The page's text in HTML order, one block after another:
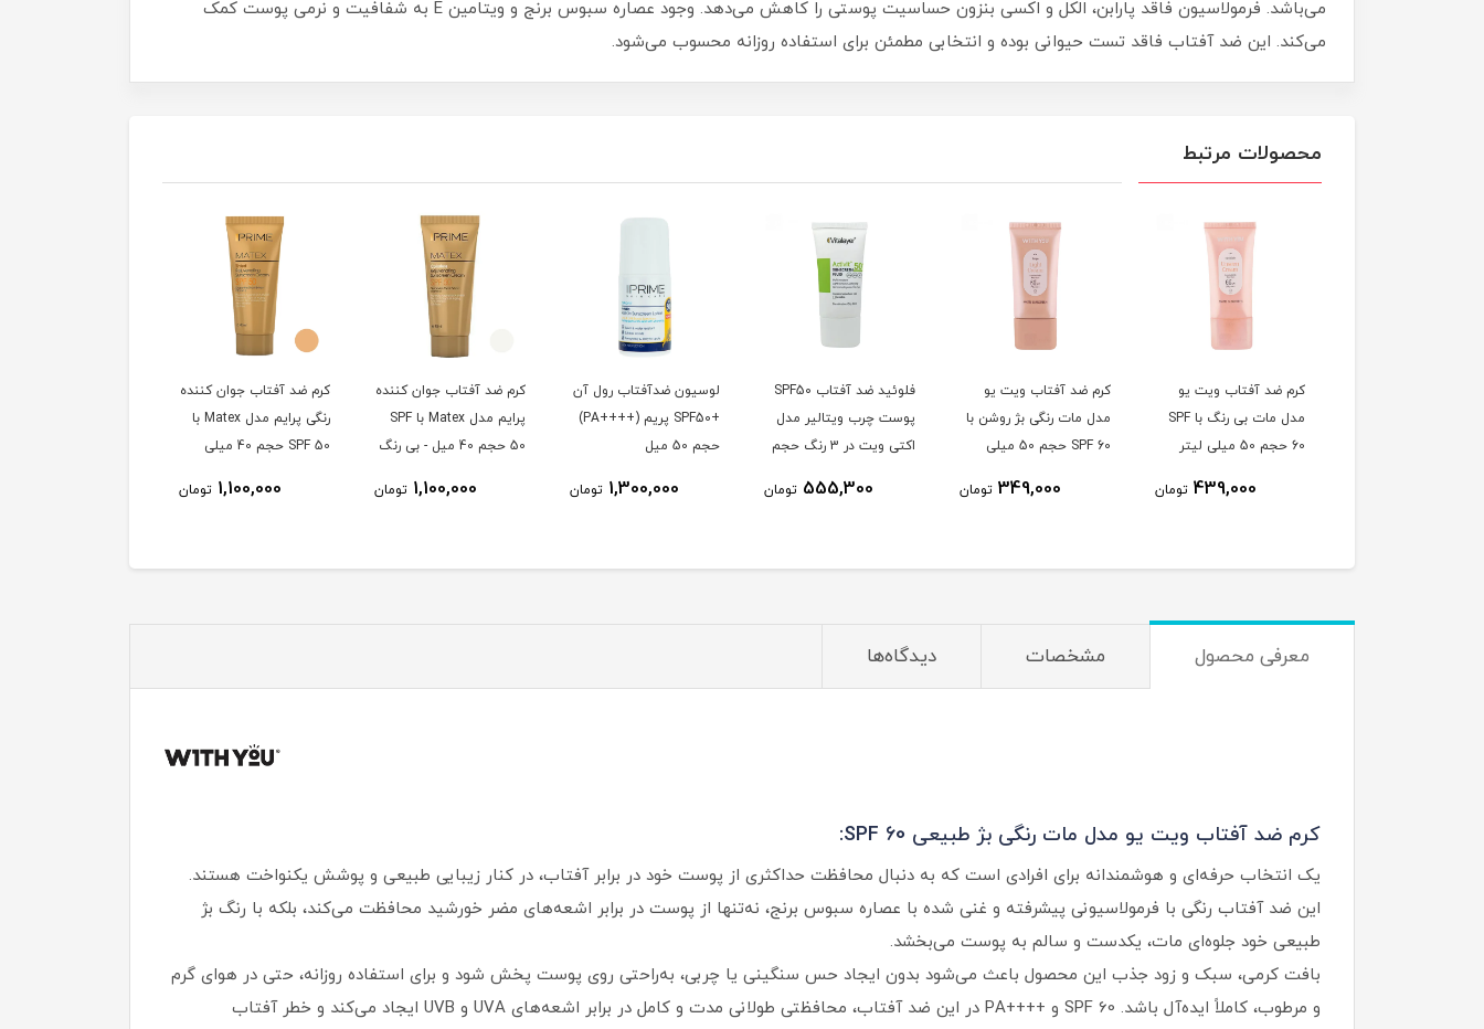
می‌باشد. فرمولاسیون فاقد پارابن، الکل و اکسی‌ بنزون حساسیت پوستی را کاهش می‌دهد. وجود عصاره سبوس برنج و ویتامین E به شفافیت و نرمی پوست کمک
می‌کند. این ضد آفتاب فاقد تست حیوانی بوده و انتخابی مطمئن برای استفاده روزانه محسوب می‌شود.
محصولات مرتبط
کرم ضد آفتاب ویت یو
مدل مات بی رنگ با SPF
60 حجم 50 میلی لیتر
439,000 تومان
کرم ضد آفتاب ویت یو
مدل مات رنگی بژ روشن با
SPF 60 حجم 50 میلی
349,000 تومان
فلوئید ضد آفتاب SPF50
پوست چرب ویتالیر مدل
اکتی ویت در 3 رنگ حجم
555,300 تومان
لوسیون ضدآفتاب رول آن
+SPF50 پریم (++++PA)
حجم 50 میل
1,300,000 تومان
کرم ضد آفتاب جوان کننده
پرایم مدل Matex با SPF
50 حجم 40 میل - بی رنگ
1,100,000 تومان
کرم ضد آفتاب جوان کننده
رنگی پرایم مدل Matex با
SPF 50 حجم 40 میلی
1,100,000 تومان
معرفی محصول مشخصات دیدگاه‌ها
کرم ضد آفتاب ویت یو مدل مات رنگی بژ طبیعی SPF 60:
یک انتخاب حرفه‌ای و هوشمندانه برای افرادی است که به‌ دنبال محافظت حداکثری از پوست خود در برابر آفتاب، در کنار زیبایی طبیعی و پوشش یکنواخت هستند.
این ضد آفتاب رنگی با فرمولاسیونی پیشرفته و غنی‌ شده با عصاره سبوس برنج، نه‌تنها از پوست در برابر اشعه‌های مضر خورشید محافظت می‌کند، بلکه با رنگ بژ
طبیعی خود جلوه‌ای مات، یکدست و سالم به پوست می‌بخشد.
بافت کرمی، سبک و زود جذب این محصول باعث می‌شود بدون ایجاد حس سنگینی یا چربی، به‌راحتی روی پوست پخش شود و برای استفاده روزانه، حتی در هوای گرم
و مرطوب، کاملاً ایده‌آل باشد. SPF 60 و ++++PA در این ضد آفتاب، محافظتی طولانی‌ مدت و کامل در برابر اشعه‌های UVA و UVB ایجاد می‌کند و خطر آفتاب‌